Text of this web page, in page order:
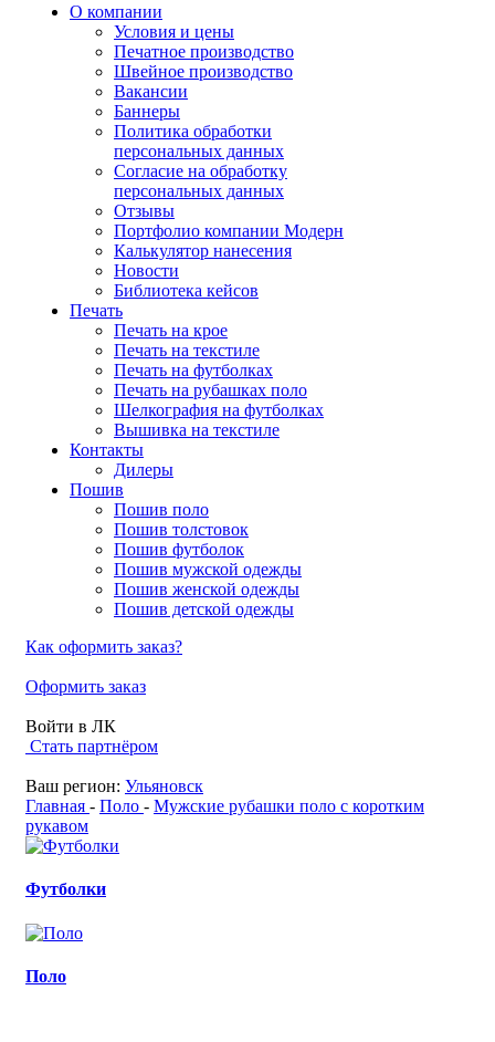
О компании
Условия и цены
Печатное производство
Швейное производство
Вакансии
Баннеры
Политика обработки
персональных данных
Согласие на обработку
персональных данных
Отзывы
Портфолио компании Модерн
Калькулятор нанесения
Новости
Библиотека кейсов
Печать
Печать на крое
Печать на текстиле
Печать на футболках
Печать на рубашках поло
Шелкография на футболках
Вышивка на текстиле
Контакты
Дилеры
Пошив
Пошив поло
Пошив толстовок
Пошив футболок
Пошив мужской одежды
Пошив женской одежды
Пошив детской одежды
Как оформить заказ?
Оформить заказ
Войти в ЛК
Стать партнёром
Ваш регион: Ульяновск
Главная - Поло - Мужские рубашки поло с коротким
рукавом
Футболки
Поло